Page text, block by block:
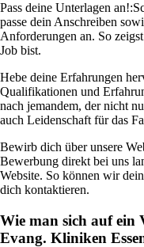
Pass deine Unterlagen an!:
passe dein Anschreiben
Anforderungen an. So
Job bist.
Hebe deine Erfahrungen
Qualifikationen und
nach jemandem, der nicht
auch Leidenschaft für das
Bewirb dich über unsere
Bewerbung direkt bei uns
Website. So können wir
dich kontaktieren.
Wie man sich auf ein
Evang. Kliniken